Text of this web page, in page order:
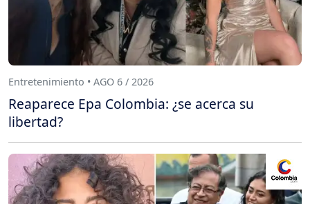
Entretenimiento • AGO 6 / 2026
Reaparece Epa Colombia: ¿se acerca su
libertad?